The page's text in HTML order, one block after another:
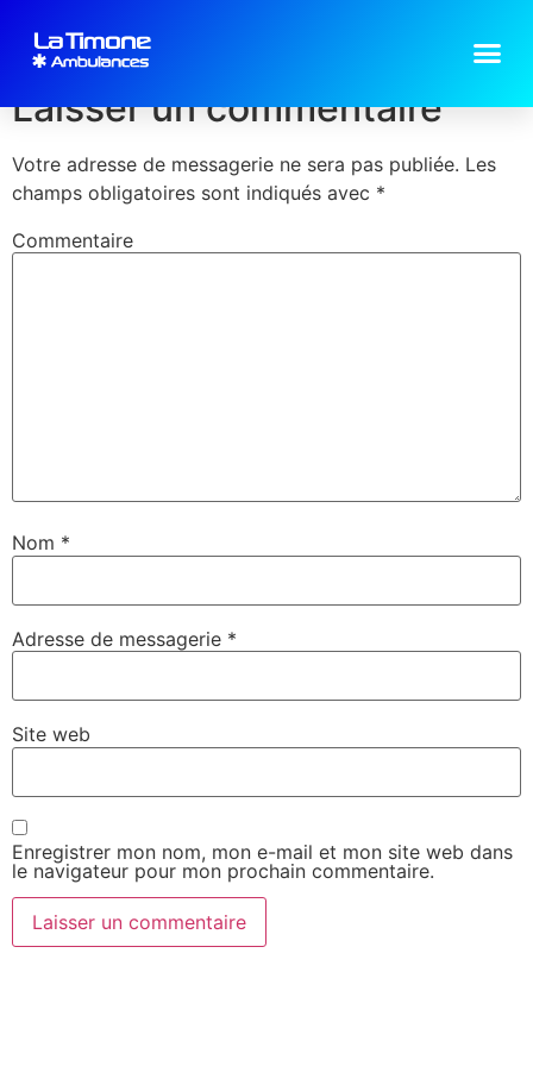
Tarifs
Laisser un commentaire
Votre adresse de messagerie ne sera pas publiée. Les
champs obligatoires sont indiqués avec *
Commentaire
Nom *
Adresse de messagerie *
Site web
Enregistrer mon nom, mon e-mail et mon site web dans
le navigateur pour mon prochain commentaire.